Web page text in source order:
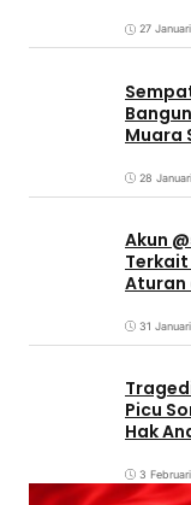
27
Muara
28
Akun
Aturan
31
Picu
Hak
3